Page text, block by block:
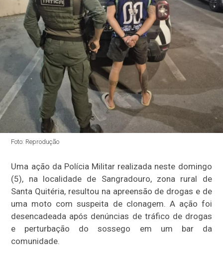
Foto: Reprodução
Uma ação da Polícia Militar realizada neste domingo
(5), na localidade de Sangradouro, zona rural de
Santa Quitéria, resultou na apreensão de drogas e de
uma moto com suspeita de clonagem. A ação foi
desencadeada após denúncias de tráfico de drogas
e perturbação do sossego em um bar da
comunidade.